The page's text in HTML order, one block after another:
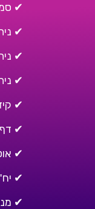
✔
✔
✔
✔
✔
✔
✔
✔
✔